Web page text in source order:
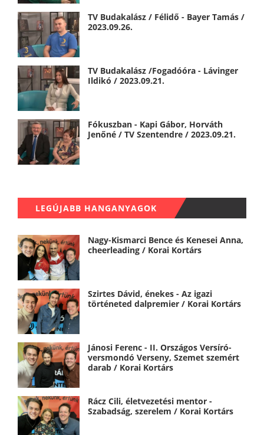
TV Budakalász / Félidő - Bayer Tamás /
2023.09.26.
TV Budakalász /Fogadóóra - Lávinger
Ildikó / 2023.09.21.
Fókuszban - Kapi Gábor, Horváth
Jenőné / TV Szentendre / 2023.09.21.
LEGÚJABB HANGANYAGOK
Nagy-Kismarci Bence és Kenesei Anna,
cheerleading / Korai Kortárs
Szirtes Dávid, énekes - Az igazi
történeted dalpremier / Korai Kortárs
Jánosi Ferenc - II. Országos Versíró-
versmondó Verseny, Szemet szemért
darab / Korai Kortárs
Rácz Cili, életvezetési mentor -
Szabadság, szerelem / Korai Kortárs